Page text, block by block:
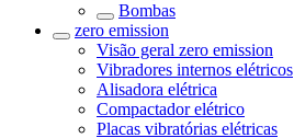
Bombas
zero emission
Visão geral zero emission
Vibradores internos elétricos
Alisadora elétrica
Compactador elétrico
Placas vibratórias elétricas